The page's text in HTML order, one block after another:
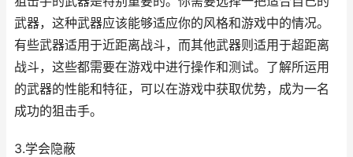
武器，这种武器应该能够适应你的风格和游戏中的情况。
有些武器适用于近距离战斗，而其他武器则适用于超距离
战斗，这些都需要在游戏中进行操作和测试。了解所运用
的武器的性能和特征，可以在游戏中获取优势，成为一名
成功的狙击手。
3.学会隐蔽